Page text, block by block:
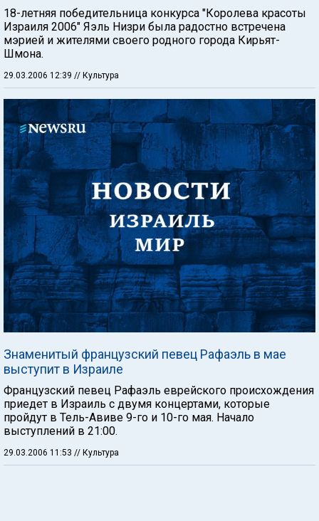
18-летняя победительница конкурса "Королева красоты
Израиля 2006" Яэль Низри была радостно встречена
мэрией и жителями своего родного города Кирьят-
Шмона.
29.03.2006 12:39 // Культура
Знаменитый французский певец Рафаэль в мае
выступит в Израиле
Французский певец Рафаэль еврейского происхождения
приедет в Израиль с двумя концертами, которые
пройдут в Тель-Авиве 9-го и 10-го мая. Начало
выступлений в 21:00.
29.03.2006 11:53 // Культура